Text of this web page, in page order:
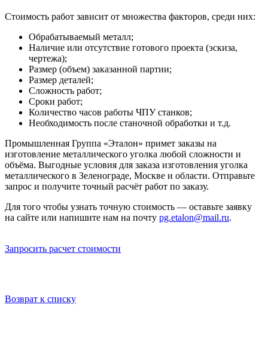
Стоимость работ зависит от множества факторов, среди них:
Обрабатываемый металл;
Наличие или отсутствие готового проекта (эскиза,
чертежа);
Размер (объем) заказанной партии;
Размер деталей;
Сложность работ;
Сроки работ;
Количество часов работы ЧПУ станков;
Необходимость после станочной обработки и т.д.
Промышленная Группа «Эталон» примет заказы на
изготовление металлического уголка любой сложности и
объёма. Выгодные условия для заказа изготовления уголка
металлического в Зеленограде, Москве и области. Отправьте
запрос и получите точный расчёт работ по заказу.
Для того чтобы узнать точную стоимость — оставьте заявку
на сайте или напишите нам на почту pg.etalon@mail.ru.
Запросить расчет стоимости
Возврат к списку